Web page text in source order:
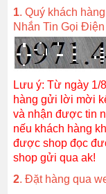
1. Quý khách
Nhắn Tin Gọi
Lưu ý: Từ ngày 1/
hàng gửi lời mời
và nhận được tin
nếu khách hàng
được shop đọc
shop gửi qua ak!
2. Đặt hàng qua